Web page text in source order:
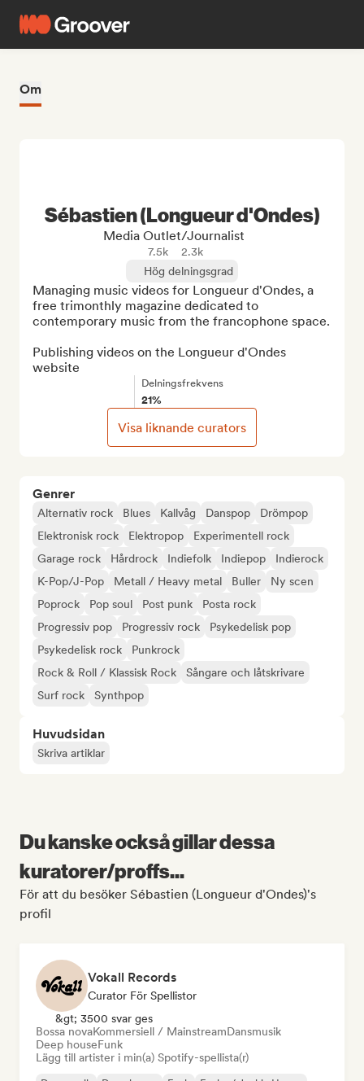
Om
Genrer
Alternativ rock Blues Kallvåg Danspop
Drömpop
Elektronisk rock
Elektropop
Experimentell rock
Garage rock
Hårdrock Indiefolk Indiepop
Indierock
K-Pop/J-Pop
Metall / Heavy metal Buller
Ny scen
Poprock
Pop soul Post punk
Posta rock
Progressiv pop
Progressiv rock
Psykedelisk pop
Psykedelisk rock
Punkrock
Rock & Roll / Klassisk Rock
Sångare och låtskrivare
Surf rock
Synthpop
Huvudsidan
Skriva artiklar
Sébastien (Longueur d'Ondes)
Media Outlet/Journalist
7.5k
2.3k
Hög delningsgrad
Managing music videos for Longueur d'Ondes, a
free trimonthly magazine dedicated to
contemporary music from the francophone space.
Publishing videos on the Longueur d'Ondes
website
Delningsfrekvens
21%
Visa liknande curators
Du kanske också gillar dessa
kuratorer/proffs...
För att du besöker Sébastien (Longueur d'Ondes)'s
profil
Vokall Records
Curator För Spellistor
&gt; 3500 svar ges
Bossa novaKommersiell / MainstreamDansmusik
Deep houseFunk
Lägg till artister i min(a) Spotify-spellista(r)